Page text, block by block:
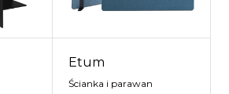
Etum
Ścianka i parawan